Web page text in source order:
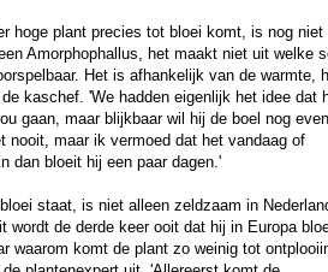
hoge plant precies tot bloei komt, is nog niet
Amorphophallus, het maakt niet uit welke
Het is afhankelijk van de warmte,
kaschef. 'We hadden eigenlijk het idee dat
gaan, maar blijkbaar wil hij de boel nog
nooit, maar ik vermoed dat het vandaag of
dan bloeit hij een paar dagen.'
staat, is niet alleen zeldzaam in
wordt de derde keer ooit dat hij in Europa
waarom komt de plant zo weinig tot